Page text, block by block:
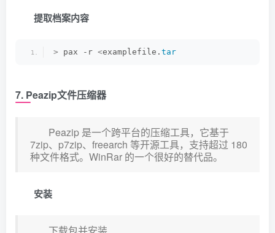
提取档案内容
> pax -r <examplefile. tar
7. Peazip文件压缩器
Peazip 是一个跨平台的压缩工具，它基于
7zip、p7zip、freearch 等开源工具，支持超过 180
种文件格式。WinRar 的一个很好的替代品。
安装